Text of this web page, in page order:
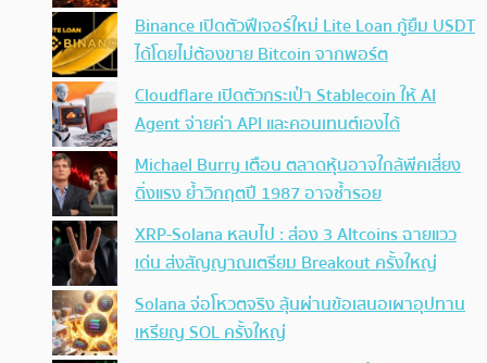
Binance เปิดตัวฟีเจอร์ใหม่ Lite Loan กู้ยืม USDT
ได้โดยไม่ต้องขาย Bitcoin จากพอร์ต
Cloudflare เปิดตัวกระเป๋า Stablecoin ให้ AI
Agent จ่ายค่า API และคอนเทนต์เองได้
Michael Burry เตือน ตลาดหุ้นอาจใกล้พีคเสี่ยง
ดิ่งแรง ย้ำวิกฤตปี 1987 อาจซ้ำรอย
XRP-Solana หลบไป : ส่อง 3 Altcoins ฉายแวว
เด่น ส่งสัญญาณเตรียม Breakout ครั้งใหญ่
Solana จ่อโหวตจริง ลุ้นผ่านข้อเสนอเผาอุปทาน
เหรียญ SOL ครั้งใหญ่